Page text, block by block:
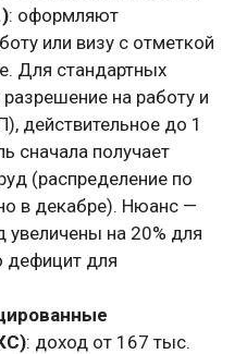
: оформляют
или визу с отметкой
Для стандартных
на работу и
действительное до 1
сначала получает
(распределение по
в декабре). Нюанс —
увеличены на 20% для
дефицит для
: доход от 167 тыс.